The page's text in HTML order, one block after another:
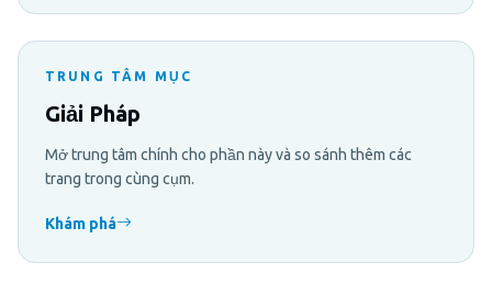
TRUNG TÂM MỤC
Giải Pháp
Mở trung tâm chính cho phần này và so sánh thêm các
trang trong cùng cụm.
Khám phá